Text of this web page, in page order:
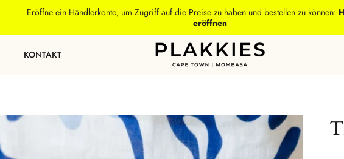
Eröffne ein Händlerkonto, um Zugriff auf die Preise zu haben und bestellen zu können:
eröffnen
KONTAKT